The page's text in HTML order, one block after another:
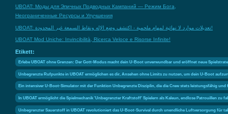
UBOAT: Моды для Эпичных Подводных Кампаний — Режим Бога,
Неограниченные Ресурсы и Улучшения
UBOAT: تعديلات موارد لا نهائية لمهام ملحمية - اكتشف وضع الإله ونقاط السمعة غير المحدودة!
UBOAT Mod Uniche: Invincibilità, Ricerca Veloce e Risorse Infinite!
Etikett:
Erlebe UBOAT ohne Grenzen: Der Gott-Modus macht dein U-Boot unverwundbar und eröffnet neue
Unbegrenzte Rufpunkte in UBOAT ermöglichen es dir, Ansehen ohne Limits zu nutzen, um dein U-Boot
Ein intensiver U-Boot-Simulator mit der Funktion Unbegrenzte Disziplin, die die Crew stets leistungsfähig und
In UBOAT ermöglicht die Spielmechanik 'Unbegrenzter Kraftstoff' Spielern als Kaleun, endlose Patrouillen zu
Unbegrenzter Sauerstoff in UBOAT revolutioniert das U-Boot-Survival durch unendliche Luftversorgung für